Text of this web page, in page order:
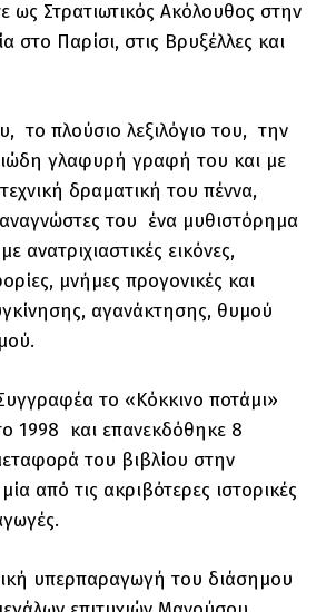
ως Στρατιωτικός Ακόλουθος στην
στο Παρίσι, στις Βρυξέλλες και
το πλούσιο λεξιλόγιο του, την
γλαφυρή γραφή του και με
δραματική του πέννα,
του ένα μυθιστόρημα
ανατριχιαστικές εικόνες,
μνήμες προγονικές και
αγανάκτησης, θυμού
το «Κόκκινο ποτάμι»
1998 και επανεκδόθηκε 8
του βιβλίου στην
από τις ακριβότερες ιστορικές
υπερπαραγωγή του διάσημου